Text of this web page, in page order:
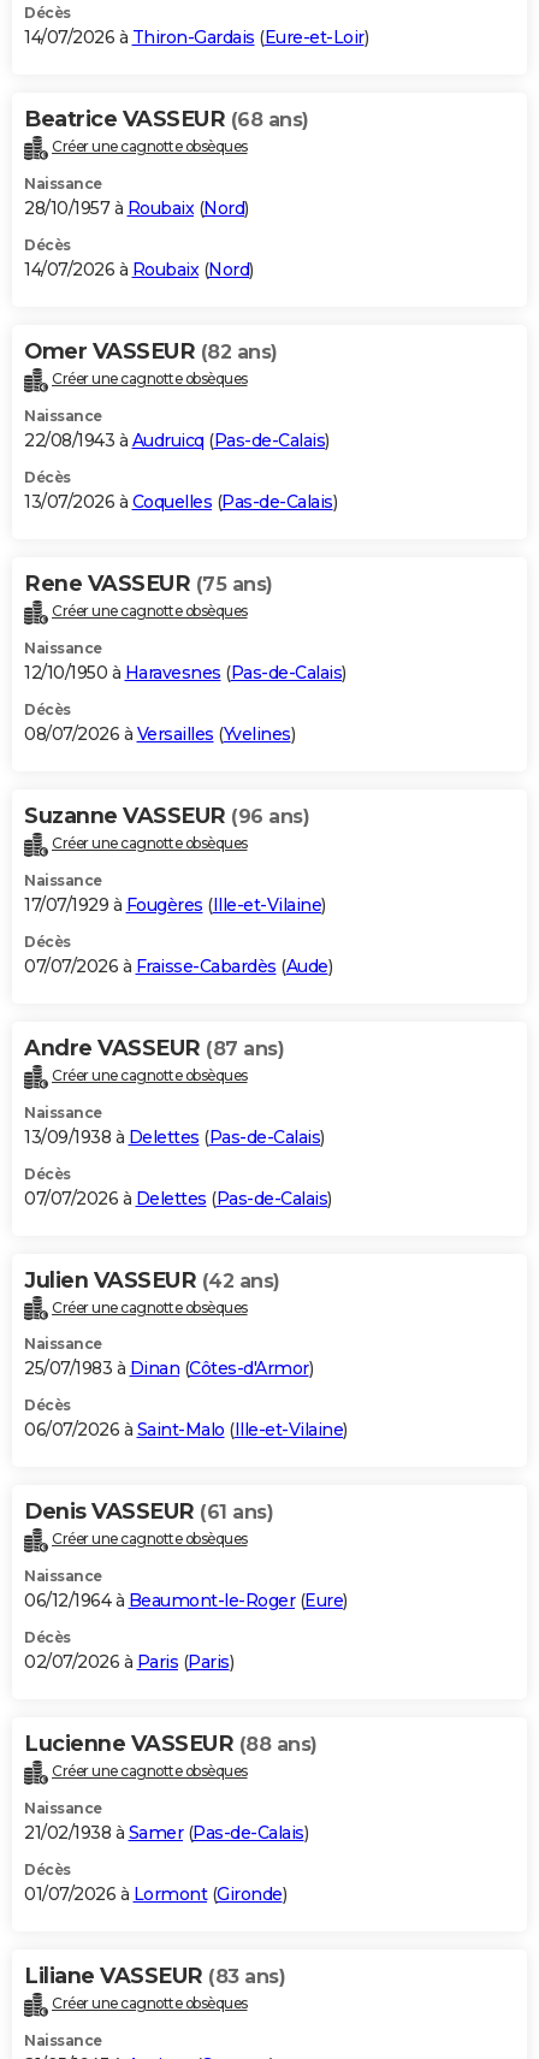
Décès
14/07/2026 à Thiron-Gardais (Eure-et-Loir)
Beatrice VASSEUR (68 ans)
Créer une cagnotte obsèques
Naissance
28/10/1957 à Roubaix(Nord)
Décès
14/07/2026 à Roubaix(Nord)
Omer VASSEUR (82 ans)
Créer une cagnotte obsèques
Naissance
22/08/1943 à Audruicq (Pas-de-Calais)
Décès
13/07/2026 à Coquelles (Pas-de-Calais)
Rene VASSEUR (75 ans)
Créer une cagnotte obsèques
Naissance
12/10/1950 à Haravesnes (Pas-de-Calais)
Décès
08/07/2026 à Versailles (Yvelines)
Suzanne VASSEUR (96 ans)
Créer une cagnotte obsèques
Naissance
17/07/1929 à Fougères (Ille-et-Vilaine)
Décès
07/07/2026 à Fraisse-Cabardès (Aude)
Andre VASSEUR (87 ans)
Créer une cagnotte obsèques
Naissance
13/09/1938 à Delettes (Pas-de-Calais)
Décès
07/07/2026 à Delettes (Pas-de-Calais)
Julien VASSEUR (42 ans)
Créer une cagnotte obsèques
Naissance
25/07/1983 à Dinan (Côtes-d'Armor)
Décès
06/07/2026 à Saint-Malo (Ille-et-Vilaine)
Denis VASSEUR (61 ans)
Créer une cagnotte obsèques
Naissance
06/12/1964 à Beaumont-le-Roger(Eure)
Décès
02/07/2026 à Paris (Paris)
Lucienne VASSEUR (88 ans)
Créer une cagnotte obsèques
Naissance
21/02/1938 à Samer(Pas-de-Calais)
Décès
01/07/2026 à Lormont(Gironde)
Liliane VASSEUR (83 ans)
Créer une cagnotte obsèques
Naissance